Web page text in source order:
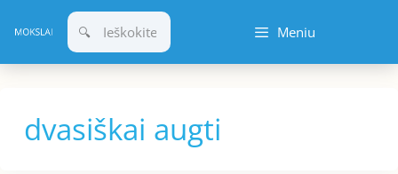
prie
turinio
Meniu
dvasiškai augti